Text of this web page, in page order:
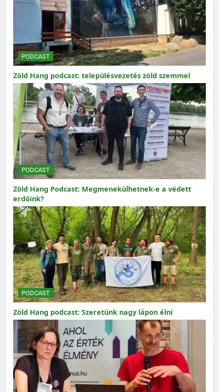
PODCAST
Zöld Hang podcast: településvezetés zöld szemmel
PODCAST
Zöld Hang Podcast: Megmenekülhetnek-e a védett
erdőink?
PODCAST
Zöld Hang podcast: Szeretünk nagy lápon élni